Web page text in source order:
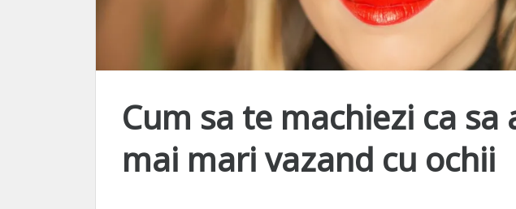
Cum sa te machiezi ca sa
mai mari vazand cu ochii